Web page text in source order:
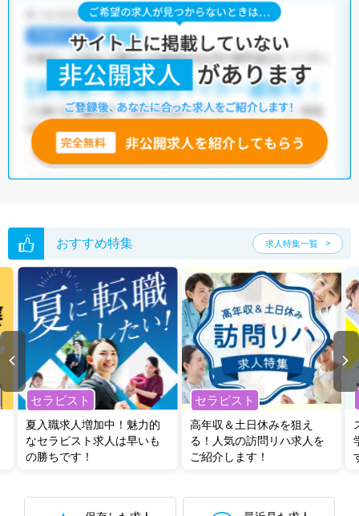
おすすめ特集 求人特集一覧
セラピスト
夏入職求人増加中！魅力的
なセラピスト求人は早いも
の勝ちです！
セラピスト
高年収＆土日休みを狙え
る！人気の訪問リハ求人を
ご紹介します！